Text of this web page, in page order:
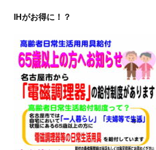
シ
ョ
ン
IHがお得に！？